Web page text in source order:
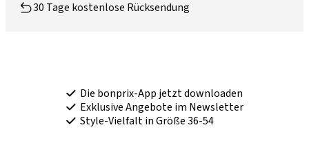
30 Tage kostenlose Rücksendung
Die bonprix-App jetzt downloaden
Exklusive Angebote im Newsletter
Style-Vielfalt in Größe 36-54